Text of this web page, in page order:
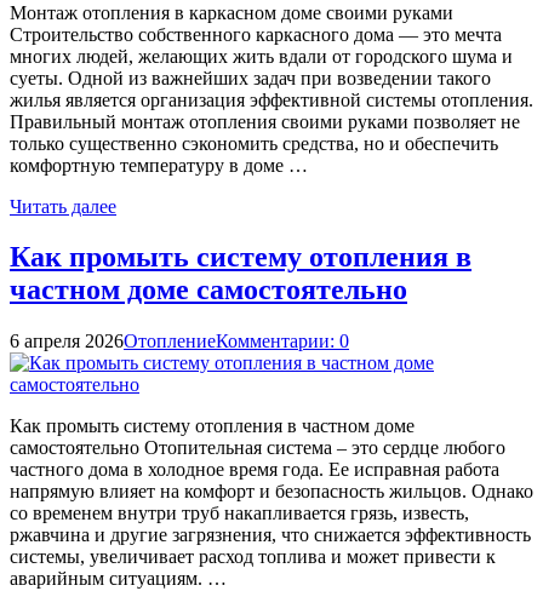
Монтаж отопления в каркасном доме своими руками
Строительство собственного каркасного дома — это мечта
многих людей, желающих жить вдали от городского шума и
суеты. Одной из важнейших задач при возведении такого
жилья является организация эффективной системы отопления.
Правильный монтаж отопления своими руками позволяет не
только существенно сэкономить средства, но и обеспечить
комфортную температуру в доме …
Читать далее
Как промыть систему отопления в
частном доме самостоятельно
6 апреля 2026ОтоплениеКомментарии: 0
Как промыть систему отопления в частном доме
самостоятельно Отопительная система – это сердце любого
частного дома в холодное время года. Ее исправная работа
напрямую влияет на комфорт и безопасность жильцов. Однако
со временем внутри труб накапливается грязь, известь,
ржавчина и другие загрязнения, что снижается эффективность
системы, увеличивает расход топлива и может привести к
аварийным ситуациям. …